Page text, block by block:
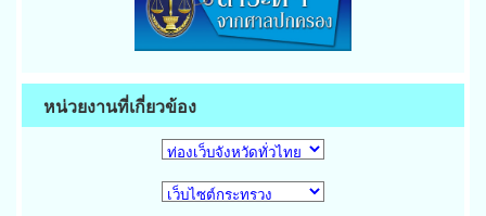
หน่วยงานที่เกี่ยวข้อง